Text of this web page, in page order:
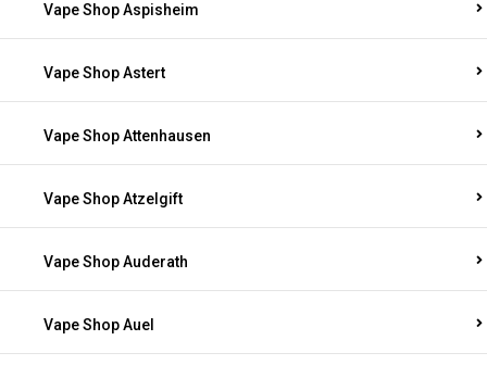
Vape Shop Aspisheim
Vape Shop Astert
Vape Shop Attenhausen
Vape Shop Atzelgift
Vape Shop Auderath
Vape Shop Auel